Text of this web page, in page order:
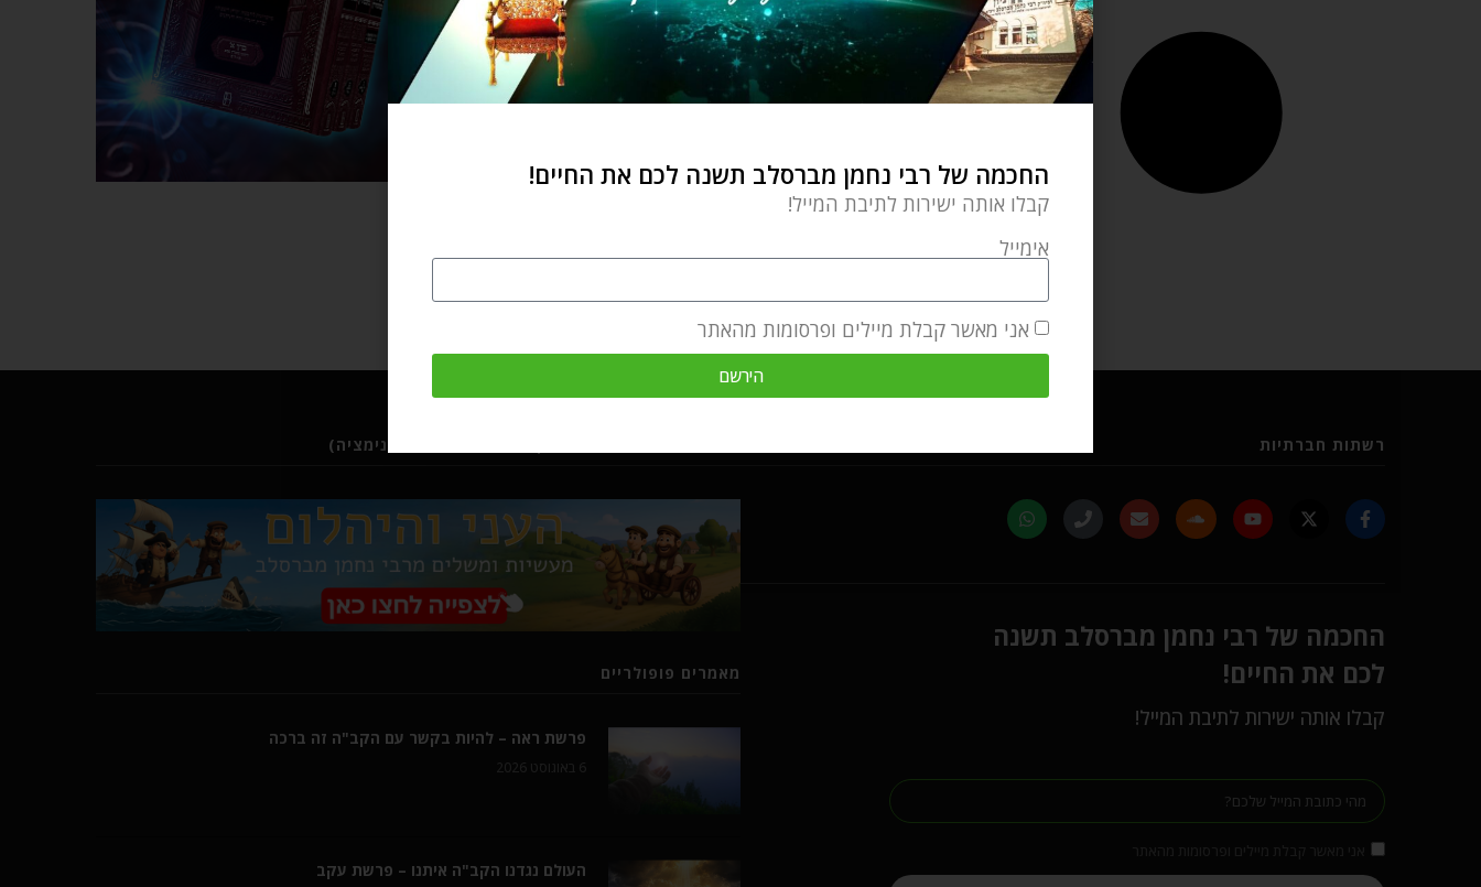
רשתות חברתיות
החכמה של רבי נחמן מברסלב תשנה
לכם את החיים!
קבלו אותה ישירות לתיבת המייל!
מעשיות ומשלים מרבי נחמן מברסלב (סרטוני אנימציה)
מאמרים פופולריים
פרשת ראה – להיות בקשר עם הקב"ה זה ברכה
העולם נגדנו הקב"ה איתנו – פרשת עקב
החכמה של רבי נחמן מברסלב תשנה לכם את החיים!
קבלו אותה ישירות לתיבת המייל!
אימייל
אני מאשר קבלת מיילים ופרסומות מהאתר
הירשם